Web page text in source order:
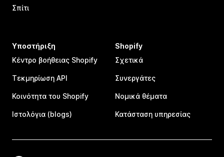
Σπίτι
Υποστήριξη
Κέντρο βοήθειας Shopify
Τεκμηρίωση API
Κοινότητα του Shopify
Ιστολόγια (blogs)
Shopify
Σχετικά
Συνεργάτες
Νομικά θέματα
Κατάσταση υπηρεσίας